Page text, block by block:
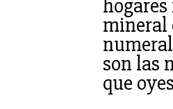
mineral
son las
que oyes